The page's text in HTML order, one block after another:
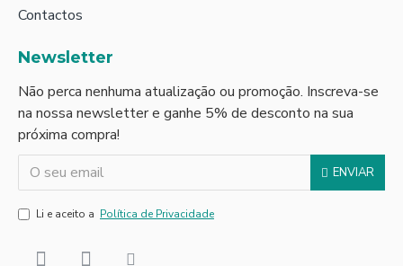
Contactos
Newsletter
Não perca nenhuma atualização ou promoção. Inscreva-se
na nossa newsletter e ganhe 5% de desconto na sua
próxima compra!
ENVIAR
Li e aceito a Política de Privacidade